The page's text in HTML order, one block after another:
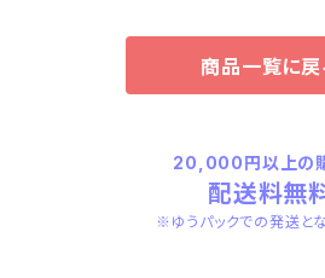
商品一覧に戻
20,000円以上の
配送料無
※ゆうパックでの発送と